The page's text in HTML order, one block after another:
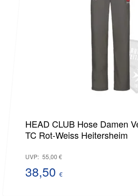
HEAD CLUB Hose Damen
TC Rot-Weiss Heitersheim
UVP: 55,00 €
38,50 €